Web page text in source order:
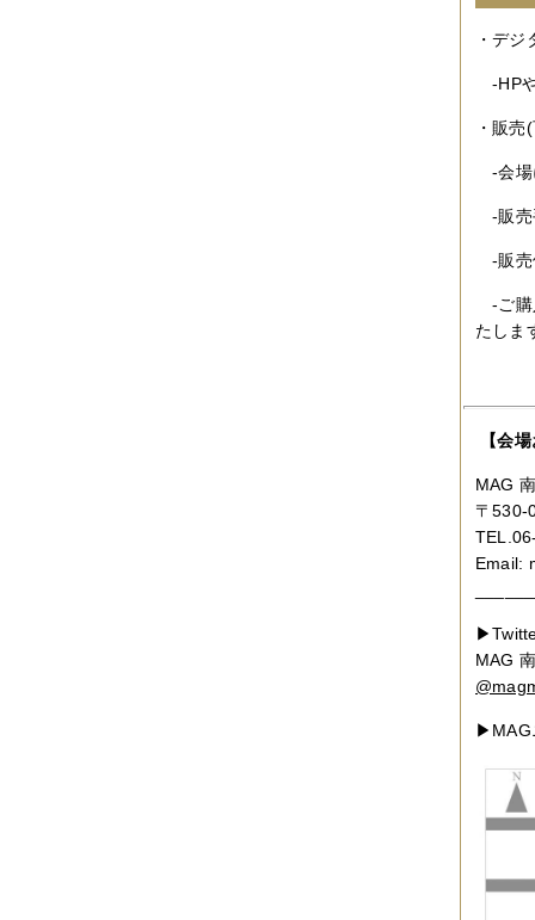
・デ
-HP
・販
-会場
-販売
-販売
-ご購
たしま
【会
MAG
〒530-
Email:
MAG
▶MAG